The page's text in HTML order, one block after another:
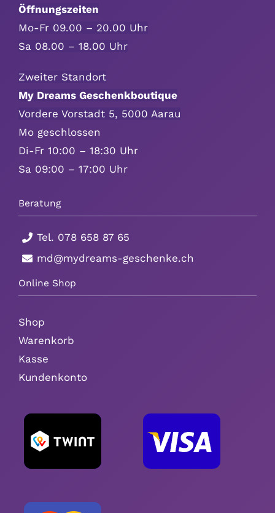
Öffnungszeiten
Mo-Fr 09.00 – 20.00 Uhr
Sa 08.00 – 18.00 Uhr
Zweiter Standort
My Dreams Geschenkboutique
Vordere Vorstadt 5, 5000 Aarau
Mo geschlossen
Di-Fr 10:00 – 18:30 Uhr
Sa 09:00 – 17:00 Uhr
Beratung
Tel. 078 658 87 65
md@mydreams-geschenke.ch
Online Shop
Shop
Warenkorb
Kasse
Kundenkonto